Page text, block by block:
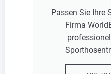
Passen Sie Ihre
Firma